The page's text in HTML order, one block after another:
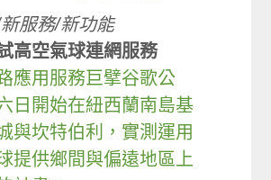
服務/新功能
高空氣球連網服務
應用服務巨擘谷歌公
日開始在紐西蘭南島基
與坎特伯利，實測運用
提供鄉間與偏遠地區上